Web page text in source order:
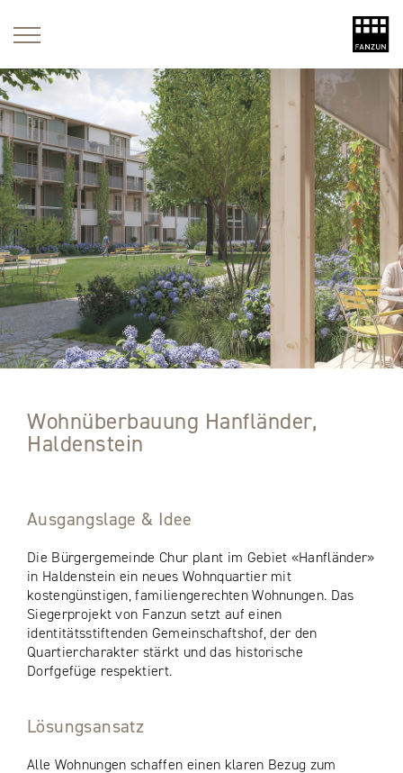
Wohnüberbauung Hanfländer,
Haldenstein
Ausgangslage & Idee
Die Bürgergemeinde Chur plant im Gebiet «Hanfländer»
in Haldenstein ein neues Wohnquartier mit
kostengünstigen, familiengerechten Wohnungen. Das
Siegerprojekt von Fanzun setzt auf einen
identitätsstiftenden Gemeinschaftshof, der den
Quartiercharakter stärkt und das historische
Dorfgefüge respektiert.
Lösungsansatz
Alle Wohnungen schaffen einen klaren Bezug zum